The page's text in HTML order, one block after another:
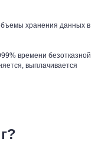
хранения данных в
времени безотказной
выплачивается